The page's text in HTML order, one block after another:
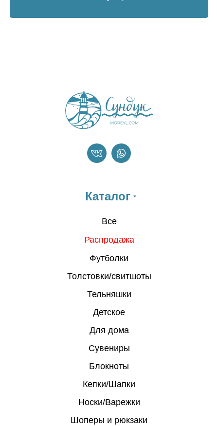
Все
Распродажа
Футболки
Каталог
Толстовки/свитшоты
Тельняшки
Детское
Для дома
Сувениры
Блокноты
Кепки/Шапки
Носки/Варежки
Шоперы и рюкзаки